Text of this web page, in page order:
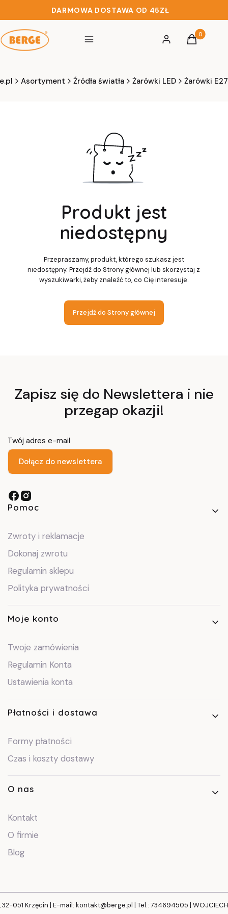
DARMOWA DOSTAWA OD 45ZŁ
Menu Zaloguj sięProdukty
Koszyk
Asortyment Źródła światła Żarówki LED Żarówki E27
Produkt jest
niedostępny
Przepraszamy, produkt, którego szukasz jest
niedostępny. Przejdź do Strony głównej lub skorzystaj z
wyszukiwarki, żeby znaleźć to, co Cię interesuje.
Przejdź do Strony głównej
Zapisz się do Newslettera i nie
przegap okazji!
Twój adres e-mail
Dołącz do newslettera
Linki w stopce
Pomoc
Zwroty i reklamacje
Dokonaj zwrotu
Regulamin sklepu
Polityka prywatności
Moje konto
Twoje zamówienia
Regulamin Konta
Ustawienia konta
Płatności i dostawa
Formy płatności
Czas i koszty dostawy
O nas
Kontakt
O firmie
Blog
051 Krzęcin | E-mail: kontakt@berge.pl | Tel.: 734694505 | WOJCIECH